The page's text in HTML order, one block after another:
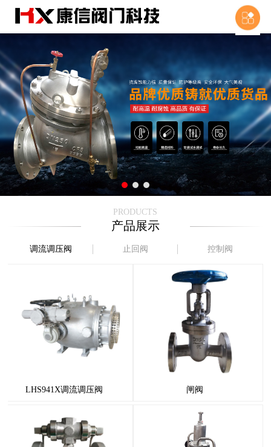
PRODUCTS
产品展示
调流调压阀 止回阀 控制阀
LHS941X调流调压阀 闸阀
首页
关于
产品展
新闻